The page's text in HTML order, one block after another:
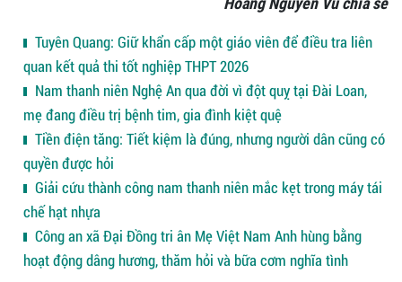
Tuyên Quang: Giữ khẩn cấp một giáo viên để điều tra liên
quan kết quả thi tốt nghiệp THPT 2026
Nam thanh niên Nghệ An qua đời vì đột quỵ tại Đài Loan,
mẹ đang điều trị bệnh tim, gia đình kiệt quệ
Tiền điện tăng: Tiết kiệm là đúng, nhưng người dân cũng có
quyền được hỏi
Giải cứu thành công nam thanh niên mắc kẹt trong máy tái
chế hạt nhựa
Công an xã Đại Đồng tri ân Mẹ Việt Nam Anh hùng bằng
hoạt động dâng hương, thăm hỏi và bữa cơm nghĩa tình